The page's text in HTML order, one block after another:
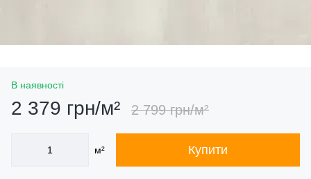
В наявності
2 379 грн/м² 2 799 грн/м²
м² Купити